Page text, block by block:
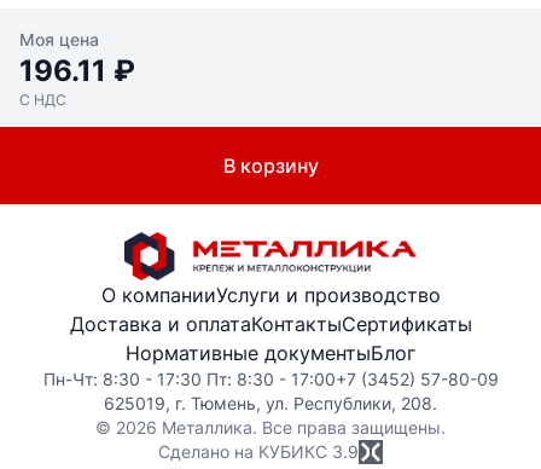
Моя цена
196.11 ₽
С НДС
В корзину
О компанииУслуги и производство
Доставка и оплатаКонтактыСертификаты
Нормативные документыБлог
Пн-Чт: 8:30 - 17:30 Пт: 8:30 - 17:00+7 (3452) 57-80-09
625019, г. Тюмень, ул. Республики, 208.
© 2026 Металлика. Все права защищены.
Сделано на КУБИКС 3.9